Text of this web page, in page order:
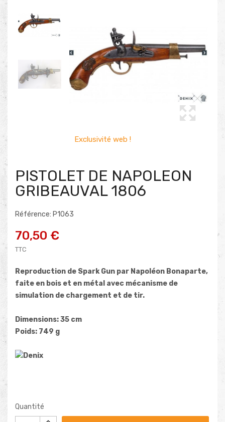
Exclusivité web !
PISTOLET DE NAPOLEON
GRIBEAUVAL 1806
Référence: P1063
70,50 €
TTC
Reproduction de Spark Gun par Napoléon Bonaparte,
faite en bois et en métal avec mécanisme de
simulation de chargement et de tir.
Dimensions: 35 cm
Poids: 749 g
Quantité